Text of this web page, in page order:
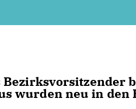
wurden neu in den